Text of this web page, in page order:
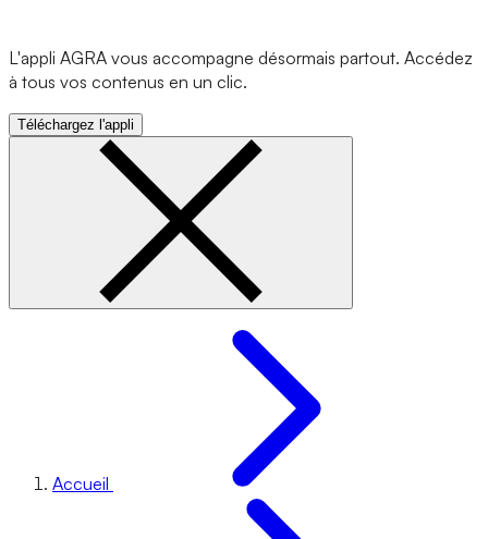
L'appli AGRA vous accompagne désormais partout. Accédez
à tous vos contenus en un clic.
Téléchargez l'appli
Accueil